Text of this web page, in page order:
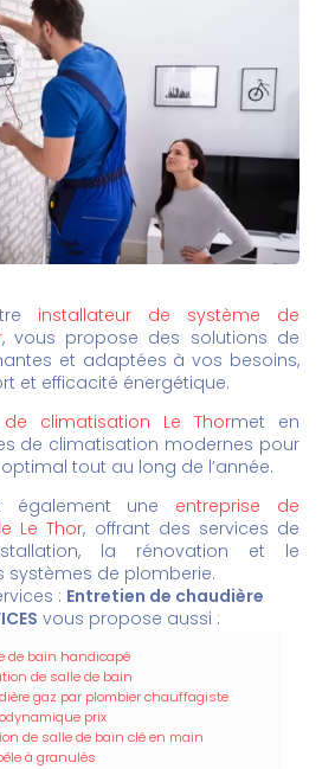
installateur de système de
, vous propose des solutions de
et adaptées à vos besoins,
et efficacité énergétique.
de climatisation Le Thormet en
de climatisation modernes pour
tout au long de l’année.
également une entreprise de
Le Thor, offrant des services de
la rénovation et le
systèmes de plomberie.
: Entretien de chaudière
vous propose aussi :
de bain handicapé
de salle de bain
gaz par plombier chauffagiste
prix
de salle de bain clé en main
à granulés